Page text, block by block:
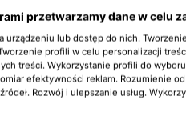
przetwarzamy dane w celu
urządzeniu lub dostęp do nich.
profili w celu personalizacji
treści. Wykorzystanie profili do
efektywności reklam. Rozumienie
Rozwój i ulepszanie usług.